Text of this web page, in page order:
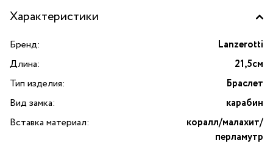
Характеристики
Бренд:
Lanzerotti
Длина:
21,5см
Тип изделия:
Браслет
Вид замка:
карабин
Вставка материал:
коралл/малахит/
перламутр